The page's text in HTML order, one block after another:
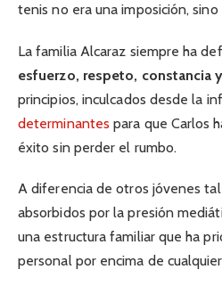
tenis no era una imposición,
La familia Alcaraz siempre ha
esfuerzo, respeto, constancia
principios, inculcados desde la
determinantes para que Carlos
éxito sin perder el rumbo.
A diferencia de otros jóvenes
absorbidos por la presión
una estructura familiar que ha
personal por encima de